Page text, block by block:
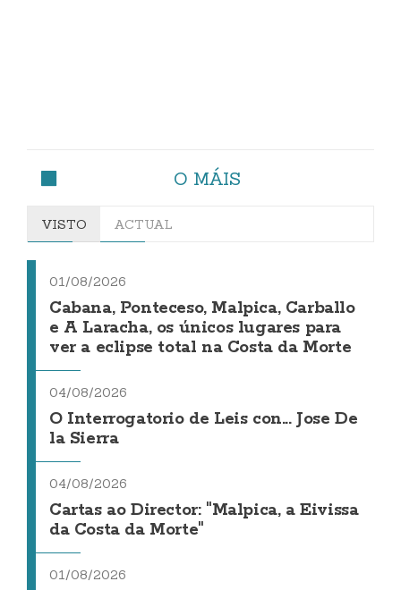
O MÁIS
VISTO ACTUAL
01/08/2026
Cabana, Ponteceso, Malpica, Carballo
e A Laracha, os únicos lugares para
ver a eclipse total na Costa da Morte
04/08/2026
O Interrogatorio de Leis con... Jose De
la Sierra
04/08/2026
Cartas ao Director: "Malpica, a Eivissa
da Costa da Morte"
01/08/2026